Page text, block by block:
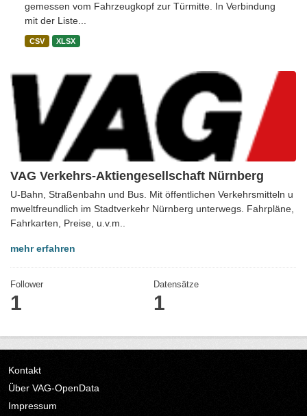
VAG Verkehrs-Aktiengesellschaft Nürnberg
U-Bahn, Straßenbahn und Bus. Mit öffentlichen Verkehrsmitteln u
mweltfreundlich im Stadtverkehr Nürnberg unterwegs. Fahrpläne,
Fahrkarten, Preise, u.v.m..
mehr erfahren
Follower
1
Datensätze
1
gemessen vom Fahrzeugkopf zur Türmitte. In Verbindung
mit der Liste...
CSV XLSX
Kontakt
Über VAG-OpenData
Impressum